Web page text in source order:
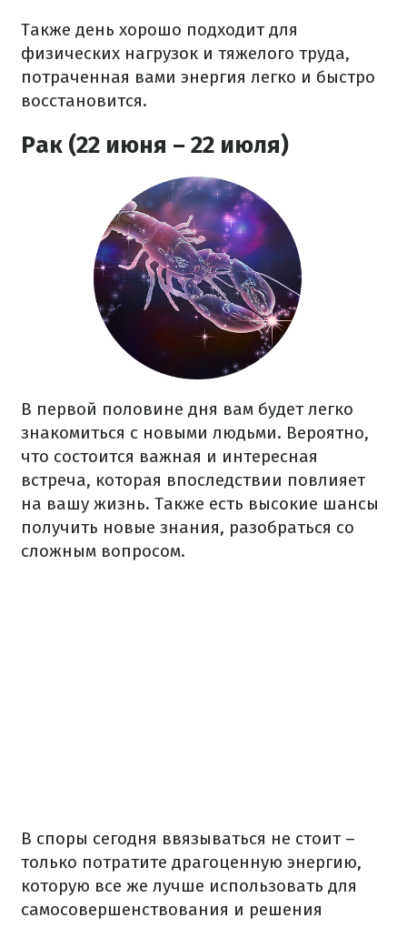
Также день хорошо подходит для
физических нагрузок и тяжелого труда,
потраченная вами энергия легко и быстро
восстановится.
Рак (22 июня – 22 июля)
В первой половине дня вам будет легко
знакомиться с новыми людьми. Вероятно,
что состоится важная и интересная
встреча, которая впоследствии повлияет
на вашу жизнь. Также есть высокие шансы
получить новые знания, разобраться со
сложным вопросом.
В споры сегодня ввязываться не стоит –
только потратите драгоценную энергию,
которую все же лучше использовать для
самосовершенствования и решения